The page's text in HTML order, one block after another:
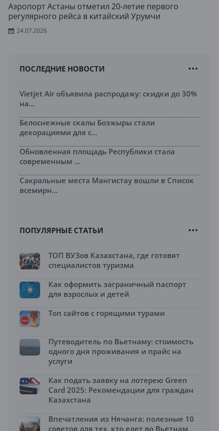
Аэропорт Астаны отметил 20-летие первого
регулярного рейса в китайский Урумчи
24.07.2026
ПОСЛЕДНИЕ НОВОСТИ
Vietjet Air объявила распродажу: скидки до 30%
на...
Белоснежные скалы Бозжыры стали
декорациями для с...
Обновленная площадь Республики стала
современным ...
Сакральные места Мангистау вошли в Список
всемирн...
ПОПУЛЯРНЫЕ СТАТЬИ
ТОП ВУЗов Казахстана, где готовят
специалистов туризма
Как оформить заграничный паспорт
для взрослых и детей
Топ сайтов с горящими турами
Путеводитель по Вьетнаму: стоимость
одного дня проживания и прайс на
услуги
Как подать заявку на лотерею Green
Card 2025: Рекомендации для граждан
Казахстана
Впечатления из Нячанга: полезные 10
советов для тех, кто едет во Вьетнам